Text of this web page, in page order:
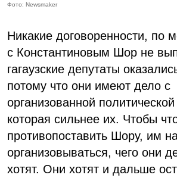
Фото: Newsmaker
Никакие договоренности, по
с Константиновым Шор не
гагаузские депутаты
потому что они имеют дело с
организованной
которая сильнее их. Чтобы
противопоставить Шору, им
организовываться, чего они
хотят. Они хотят и дальше